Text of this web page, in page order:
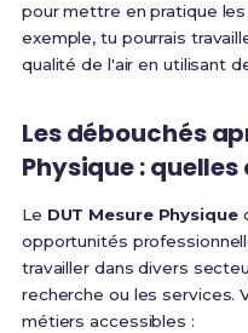
pour mettre en pratique
exemple, tu pourrais
qualité de l'air en utilisant
Les débouchés
Physique :
Le DUT Mesure Physique
opportunités
travailler dans divers
recherche ou les services.
métiers accessibles :